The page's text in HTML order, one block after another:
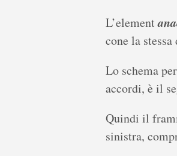
L’element
cone la stessa
Lo schema
accordi, è il
Quindi il
sinistra,